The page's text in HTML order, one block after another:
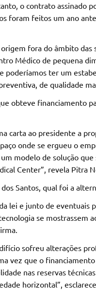
o contrato assinado
foram feitos um ano
fora do âmbito das
Médico de pequena
poderíamos ter um
de qualidade
obteve financiamento
carta ao presidente a
onde se ergueu o
modelo de solução
Center”, revela Pitra
Santos, qual foi a
lei e junto de eventuais
se mostrassem
sofreu alterações
vez que o
nas reservas
horizontal”,